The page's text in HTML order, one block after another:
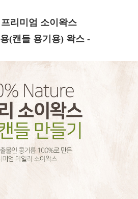
리미엄 소이왁스
(캔들 용기용) 왁스 -